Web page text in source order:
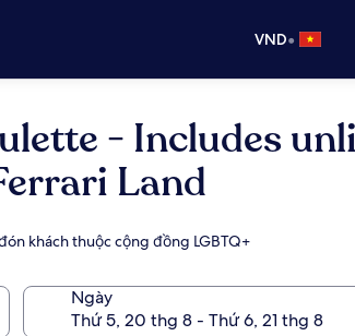
VND•
- Includes
Land
khách thuộc cộng đồng LGBTQ+
Ngày